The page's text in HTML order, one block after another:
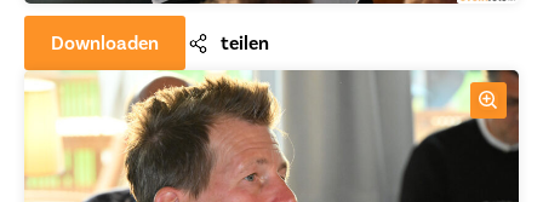
Downloaden teilen